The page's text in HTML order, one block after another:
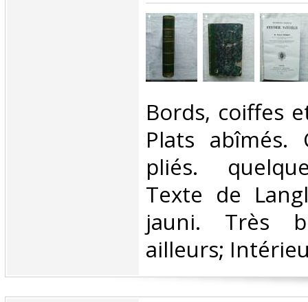
‎Bords, coiffes
Plats
pliés.
Texte de
jauni. Très
ailleurs;